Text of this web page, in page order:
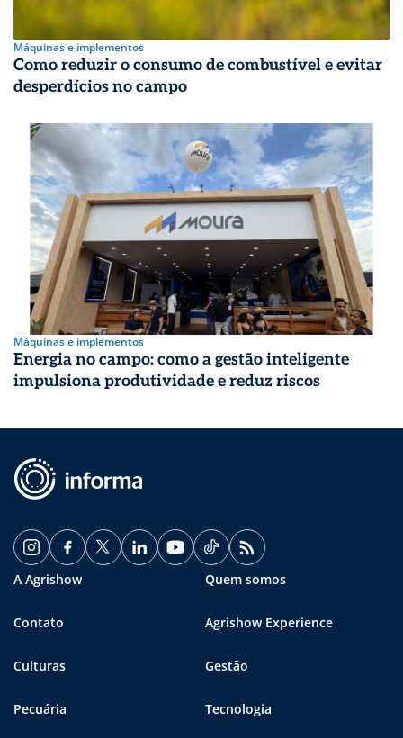
Máquinas e implementos
Como reduzir o consumo de combustível e evitar
desperdícios no campo
Máquinas e implementos
Energia no campo: como a gestão inteligente
impulsiona produtividade e reduz riscos
A Agrishow Quem somos
Contato Agrishow Experience
Culturas Gestão
Pecuária Tecnologia